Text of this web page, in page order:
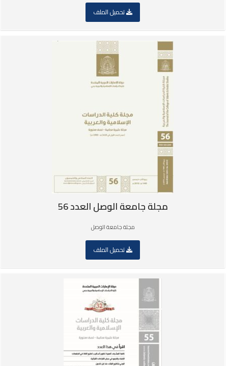
تحميل الملف
مجلة جامعة الوصل العدد 56
مجلة جامعة الوصل
تحميل الملف